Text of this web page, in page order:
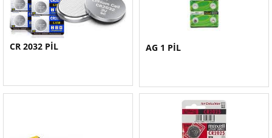
CR 2032 PİL AG 1 PİL